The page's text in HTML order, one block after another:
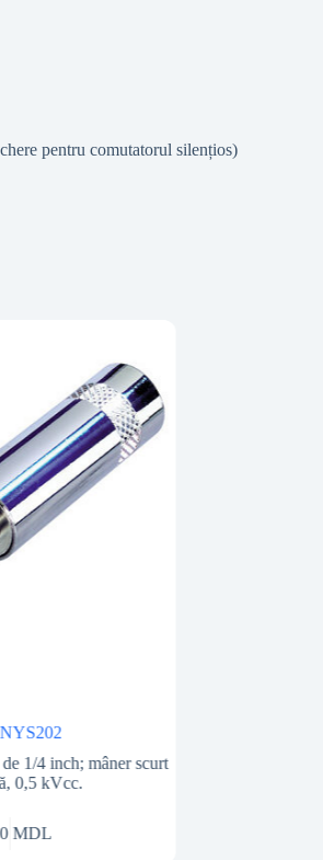
pentru comutatorul silențios)
1/4 inch; mâner scurt
0,5 kVcc.
MDL